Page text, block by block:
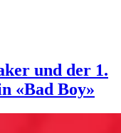
und der 1.
«Bad Boy»